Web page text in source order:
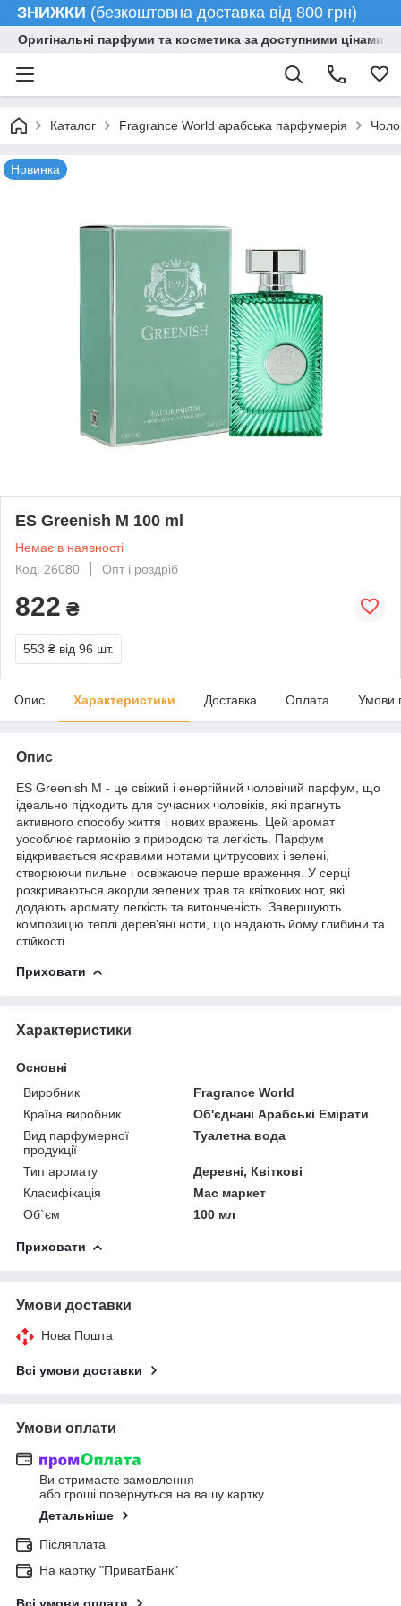
ЗНИЖКИ (безкоштовна доставка від 800 грн)
Оригінальні парфуми та косметика за доступними цінами
Каталог Fragrance World арабська парфумерія
Новинка
ES Greenish M 100 ml
Немає в наявності
Код: 26080
Опт і роздріб
822 ₴
553 ₴ від 96 шт.
Опис Характеристики Доставка Оплата Умови
Опис
ES Greenish M - це свіжий і енергійний чоловічий парфум, що
ідеально підходить для сучасних чоловіків, які прагнуть
активного способу життя і нових вражень. Цей аромат
уособлює гармонію з природою та легкість. Парфум
відкривається яскравими нотами цитрусових і зелені,
створюючи пильне і освіжаюче перше враження. У серці
розкриваються акорди зелених трав та квіткових нот, які
додають аромату легкість та витонченість. Завершують
композицію теплі дерев'яні ноти, що надають йому глибини та
стійкості.
Приховати
Характеристики
Основні
Виробник
Fragrance World
Країна виробник
Об'єднані Арабські Емірати
Вид парфумерної
продукції
Туалетна вода
Тип аромату
Деревні, Квіткові
Класифікація
Мас маркет
Об`єм
100 мл
Приховати
Умови доставки
Нова Пошта
Всі умови доставки
Умови оплати
Ви отримаєте замовлення
або гроші повернуться на вашу картку
Детальніше
Післяплата
На картку "ПриватБанк"